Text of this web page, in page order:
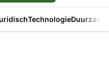
Technologie